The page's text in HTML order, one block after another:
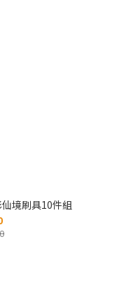
境刷具10件組